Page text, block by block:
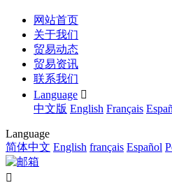
网站首页
关于我们
贸易动态
贸易资讯
联系我们
Language 
中文版 English Français
Language
简体中文 English français Español
